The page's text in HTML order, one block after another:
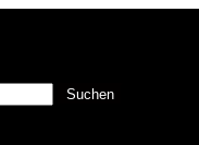
Suchen